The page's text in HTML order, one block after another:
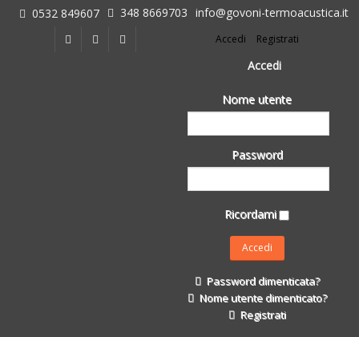
0532 849607 348 8669703 info@govoni-termoacustica.it
Accedi Registrati
Accedi
Nome utente
Password
Ricordami
Password dimenticata?
Nome utente dimenticato?
Registrati
L'azienda
Chi siamo
Fasi della Ricostruzione Post Terremoto
Impermeabilizzanti per l'edilizia
Isolanti Termici, cartongesso e sistemi a secco